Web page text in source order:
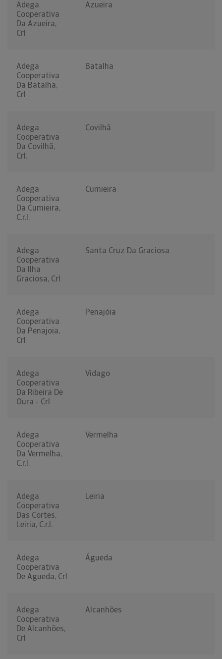
Adega
Cooperativa
Da Azueira,
Crl
Azueira
Adega
Cooperativa
Da Batalha,
Crl
Batalha
Adega
Cooperativa
Da Covilhã,
Crl.
Covilhã
Adega
Cooperativa
Da Cumieira,
C.r.l.
Cumieira
Adega
Cooperativa
Da Ilha
Graciosa, Crl
Santa Cruz Da Graciosa
Adega
Cooperativa
Da Penajoia,
Crl
Penajóia
Adega
Cooperativa
Da Ribeira De
Oura - Crl
Vidago
Adega
Cooperativa
Da Vermelha,
C.r.l.
Vermelha
Adega
Cooperativa
Das Cortes,
Leiria, C.r.l.
Leiria
Adega
Cooperativa
De Agueda, Crl
Águeda
Adega
Cooperativa
De Alcanhões,
Crl
Alcanhões